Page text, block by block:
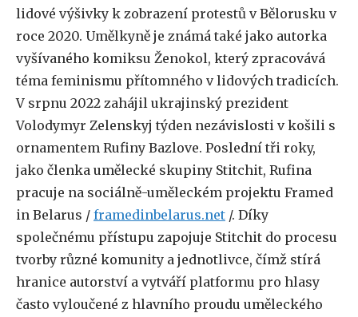
lidové výšivky k zobrazení protestů v Bělorusku v
roce 2020. Umělkyně je známá také jako autorka
vyšívaného komiksu Ženokol, který zpracovává
téma feminismu přítomného v lidových tradicích.
V srpnu 2022 zahájil ukrajinský prezident
Volodymyr Zelenskyj týden nezávislosti v košili s
ornamentem Rufiny Bazlove. Poslední tři roky,
jako členka umělecké skupiny Stitchit, Rufina
pracuje na sociálně-uměleckém projektu Framed
in Belarus / framedinbelarus.net /. Díky
společnému přístupu zapojuje Stitchit do procesu
tvorby různé komunity a jednotlivce, čímž stírá
hranice autorství a vytváří platformu pro hlasy
často vyloučené z hlavního proudu uměleckého